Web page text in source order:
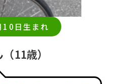
日生まれ
（11歳）